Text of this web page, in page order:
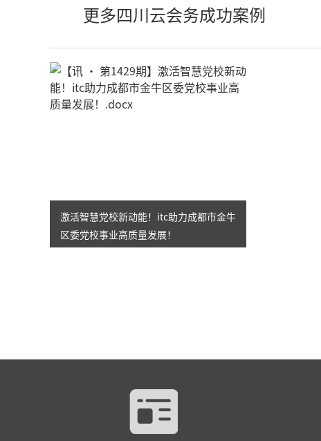
更多四川云会务成功案例
激活智慧党校新动能！itc助力成都市金牛
区委党校事业高质量发展！